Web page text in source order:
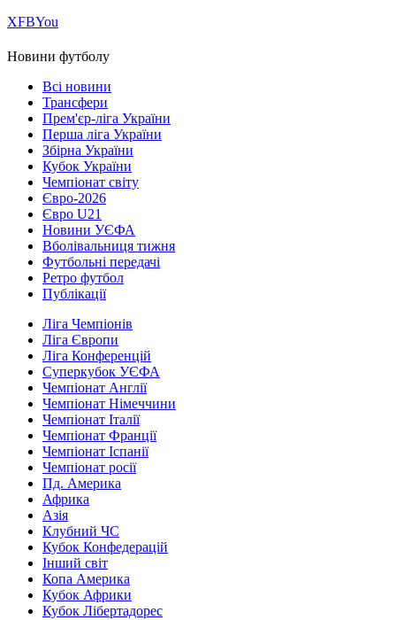
ХFBYou
Новини футболу
Всі новини
Трансфери
Прем'єр-ліга України
Перша ліга України
Збірна України
Кубок України
Чемпіонат світу
Євро-2026
Євро U21
Новини УЄФА
Вболівальниця тижня
Футбольні передачі
Ретро футбол
Публікації
Ліга Чемпіонів
Ліга Європи
Ліга Конференцій
Суперкубок УЄФА
Чемпіонат Англії
Чемпіонат Німеччини
Чемпіонат Італії
Чемпіонат Франції
Чемпіонат Іспанії
Чемпіонат росії
Пд. Америка
Африка
Азія
Клубний ЧС
Кубок Конфедерацій
Інший світ
Копа Америка
Кубок Африки
Кубок Лібертадорес